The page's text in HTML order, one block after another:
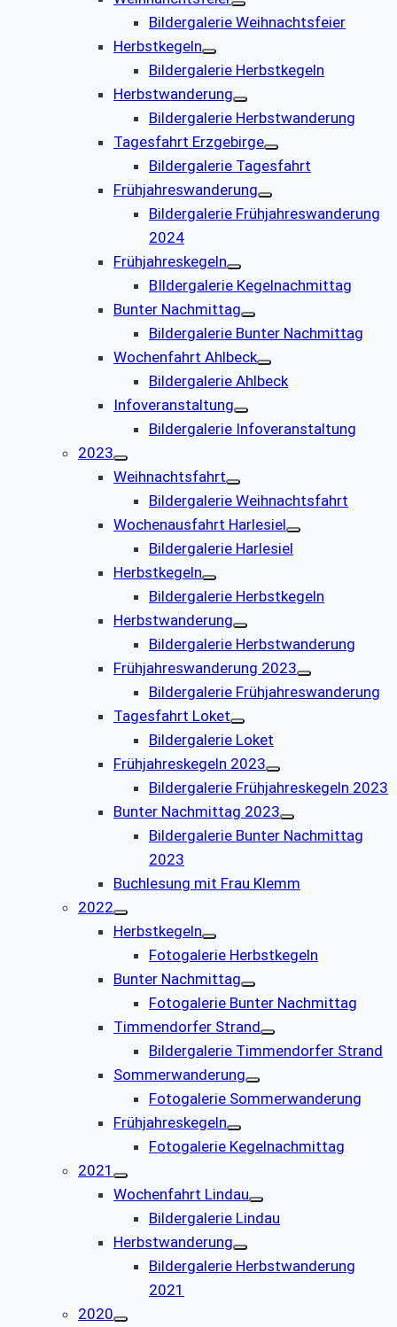
Bildergalerie Weihnachtsfeier
Herbstkegeln
Bildergalerie Herbstkegeln
Herbstwanderung
Bildergalerie Herbstwanderung
Tagesfahrt Erzgebirge
Bildergalerie Tagesfahrt
Frühjahreswanderung
Bildergalerie Frühjahreswanderung
2024
Frühjahreskegeln
BIldergalerie Kegelnachmittag
Bunter Nachmittag
Bildergalerie Bunter Nachmittag
Wochenfahrt Ahlbeck
Bildergalerie Ahlbeck
Infoveranstaltung
Bildergalerie Infoveranstaltung
2023
Weihnachtsfahrt
Bildergalerie Weihnachtsfahrt
Wochenausfahrt Harlesiel
Bildergalerie Harlesiel
Herbstkegeln
Bildergalerie Herbstkegeln
Herbstwanderung
Bildergalerie Herbstwanderung
Frühjahreswanderung 2023
Bildergalerie Frühjahreswanderung
Tagesfahrt Loket
Bildergalerie Loket
Frühjahreskegeln 2023
Bildergalerie Frühjahreskegeln 2023
Bunter Nachmittag 2023
Bildergalerie Bunter Nachmittag
2023
Buchlesung mit Frau Klemm
2022
Herbstkegeln
Fotogalerie Herbstkegeln
Bunter Nachmittag
Fotogalerie Bunter Nachmittag
Timmendorfer Strand
Bildergalerie Timmendorfer Strand
Sommerwanderung
Fotogalerie Sommerwanderung
Frühjahreskegeln
Fotogalerie Kegelnachmittag
2021
Wochenfahrt Lindau
Bildergalerie Lindau
Herbstwanderung
Bildergalerie Herbstwanderung
2021
2020